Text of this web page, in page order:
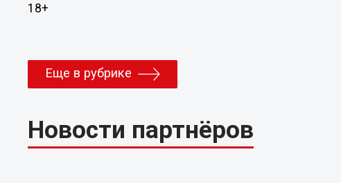
18+
Еще в рубрике
Новости партнёров